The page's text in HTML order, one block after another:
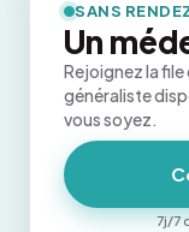
SANS
Un
Rejoignez la
généraliste
vous soyez.
7j/7